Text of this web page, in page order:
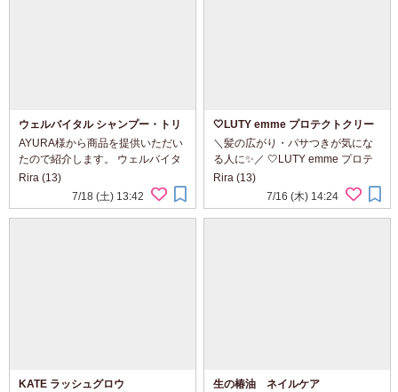
ウェルバイタル シャンプー・トリ
ートメント
AYURA様から商品を提供いただい
たので紹介します。 ウェルバイタ
ル シャンプー・トリートメント 使
い始めてまず感じたのは、シャン
プーの泡立ちの良さ。 きめ細かく
Rira (13)
7/18 (土) 13:42
🤍LUTY emme プロテクトクリー
ム🤍
＼髪の広がり・パサつきが気にな
る人に✨／ 🤍LUTY emme プロテ
クトクリーム🤍 ドライヤー前のヘ
アケアに取り入れてみました♪ ✔
乾燥によるパサつきが気になる…
Rira (13)
7/16 (木) 14:24
KATE ラッシュグロウ
生の椿油 ネイルケア